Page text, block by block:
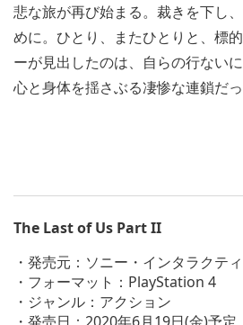
悲な旅が再び始まる。裁きを下し
めに。ひとり、またひとりと、標
ーが見出したのは、自らの行ない
心と身体を揺さぶる凄惨な連鎖だっ
The Last of Us Part II
・発売元：ソニー・インタラクテ
・フォーマット：PlayStation 4
・ジャンル：アクション